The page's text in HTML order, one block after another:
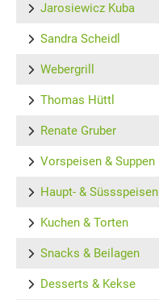
Jarosiewicz Kuba
Sandra Scheidl
Webergrill
Thomas Hüttl
Renate Gruber
Vorspeisen & Suppen
Haupt- & Süssspeisen
Kuchen & Torten
Snacks & Beilagen
Desserts & Kekse